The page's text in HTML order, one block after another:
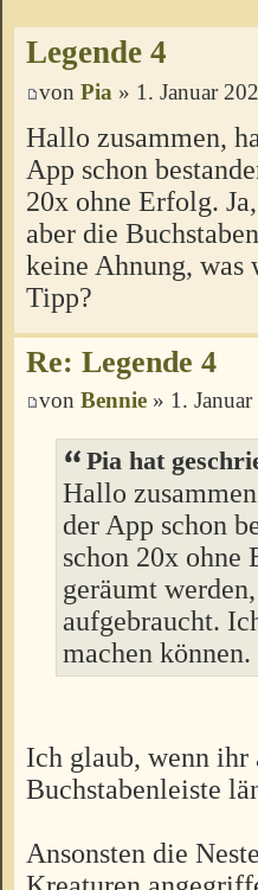
Legende 4
von Pia » 1. Januar
Hallo zusammen,
App schon
20x ohne Erfolg.
aber die
keine Ahnung, was
Tipp?
Re: Legende 4
von Bennie » 1.
Pia hat
Hallo
der App schon
schon 20x ohne
geräumt
aufgebraucht.
machen
Ich glaub, wenn
Buchstabenleiste
Ansonsten die